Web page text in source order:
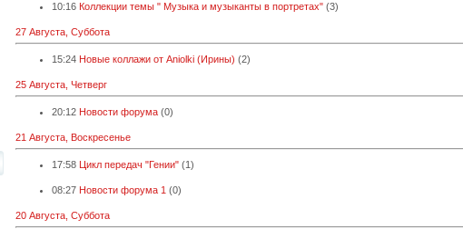
10:16 Коллекции темы " Музыка и музыканты в портретах" (3)
27 Августа, Суббота
15:24 Новые коллажи от Aniolki (Ирины) (2)
25 Августа, Четверг
20:12 Новости форума (0)
21 Августа, Воскресенье
17:58 Цикл передач "Гении" (1)
08:27 Новости форума 1 (0)
20 Августа, Суббота